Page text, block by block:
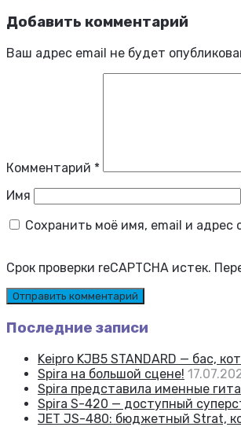
Добавить комментарий
Ваш адрес email не будет
Комментарий *
Имя
Сохранить моё имя, email и
Срок проверки reCAPTCHA истек.
Последние записи
Keipro KJB5 STANDARD — бас,
Spira на большой сцене!
Spira представила именные
Spira S-420 — доступный
JET JS-480: бюджетный Strat,